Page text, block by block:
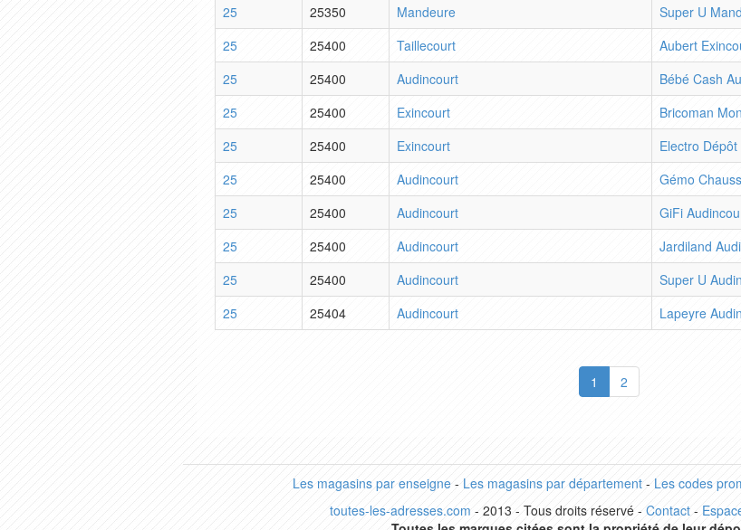
25
25350 Mandeure
Super U
25
25400 Taillecourt
Aubert
25
25400 Audincourt
Bébé Cash
25
25400 Exincourt
Bricoman
25
25400 Exincourt
Electro
25
25400 Audincourt
Gémo
25
25400 Audincourt
GiFi
25
25400 Audincourt
Jardiland
25
25400 Audincourt
Super U
25
25404 Audincourt Lapeyre
1 2
Les magasins par enseigne- Les magasins par département- Les codes
toutes-les-adresses.com - 2013 - Tous droits réservé - Contact-